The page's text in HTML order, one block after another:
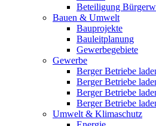
Beteiligung
Bauen & Umwelt
Bauprojekte
Bauleitplanung
Gewerbegebiete
Gewerbe
Berger Betriebe
Berger Betriebe
Berger Betriebe
Berger Betriebe
Umwelt & Klimaschutz